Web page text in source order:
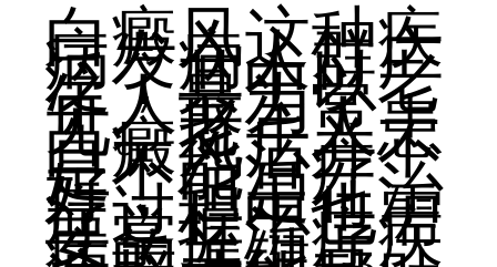
白癜风这种疾
病发病人群广
泛，其中以老
年人最为常
见。老年人患
白癜风后并不
是不能治疗
好，但是在治
疗过程中也需
要掌握治疗疾